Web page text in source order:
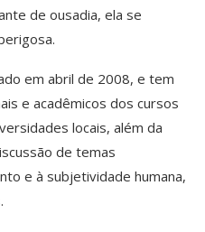
de ousadia, ela se
em abril de 2008, e tem
e acadêmicos dos cursos
locais, além da
de temas
e à subjetividade humana,